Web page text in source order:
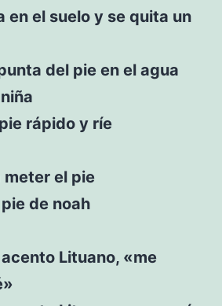
en el suelo y se quita un
del pie en el agua
rápido y ríe
meter el pie
de noah
Lituano, «me